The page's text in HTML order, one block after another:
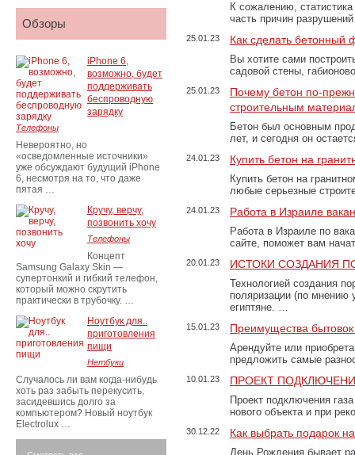
К сожалению,
часть причин
25.01.23 Как сделать бетонный
Вы хотите сами
садовой стены,
25.01.23
Почему бетон по-
строительным
Бетон был основным
лет, и сегодня он
24.01.23 Купить бетон на
Купить бетон на
любые серьезные
24.01.23 Работа в Израиле
Работа в Израиле по
сайте, поможет вам
20.01.23 ИСТОКИ СОЗДАНИЯ
Технологией создания
поляризации (по
египтяне. …
15.01.23 Преимущества
Арендуйте или
предложить самые
10.01.23 ПРОЕКТ
Проект подключения
нового объекта и при
30.12.22 Как выбрать подарок
День Рождения бывает
Обзоры
iPhone 6,
возможно, будет
поддерживать
беспроводную
зарядку
Телефоны
Невероятно, но
«осведомленные источники»
уже обсуждают будущий iPhone
6, несмотря на то, что даже
пятая …
Кручу, верчу,
позвонить хочу
Телефоны
Концепт
Samsung Galaxy Skin —
супертонкий и гибкий телефон,
который можно скрутить
практически в трубочку. …
Ноутбук для..
приготовления
пищи
Нетбуки
Случалось ли вам когда-нибудь
хоть раз забыть перекусить,
засидевшись долго за
компьютером? Новый ноутбук
Electrolux …